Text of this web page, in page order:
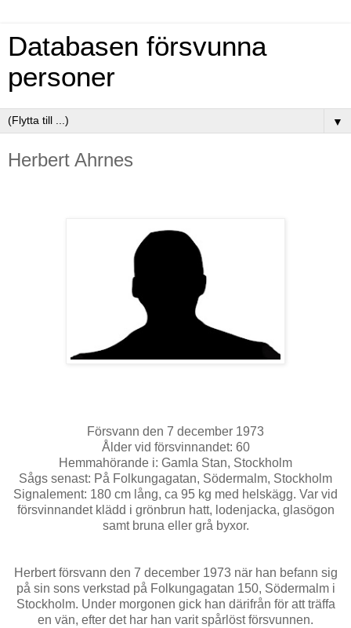
Databasen försvunna
personer
▼
Herbert Ahrnes
Försvann den 7 december 1973
Ålder vid försvinnandet: 60
Hemmahörande i: Gamla Stan, Stockholm
Sågs senast: På Folkungagatan, Södermalm, Stockholm
Signalement: 180 cm lång, ca 95 kg med helskägg. Var vid
försvinnandet klädd i grönbrun hatt, lodenjacka, glasögon
samt bruna eller grå byxor.
Herbert försvann den 7 december 1973 när han befann sig
på sin sons verkstad på Folkungagatan 150, Södermalm i
Stockholm. Under morgonen gick han därifrån för att träffa
en vän, efter det har han varit spårlöst försvunnen.